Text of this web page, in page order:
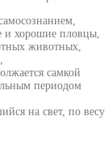
и хорошие пловцы,
животных,
самкой
периодом
на свет, по весу